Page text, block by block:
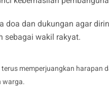
doa dan dukungan agar
sebagai wakil rakyat.
memperjuangkan harapan
warga.